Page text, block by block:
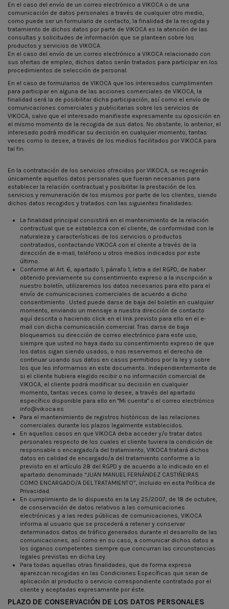
En el caso del envío de un correo electrónico a VIKOCA o de una
comunicación de datos personales a través de cualquier otro medio,
como puede ser un formulario de contacto, la finalidad de la recogida y
tratamiento de dichos datos por parte de VIKOCA es la atención de las
consultas y solicitudes de información que se planteen sobre los
productos y servicios de VIKOCA.
En el caso del envío de un correo electrónico a VIKOCA relacionado con
sus ofertas de empleo, dichos datos serán tratados para participar en los
procedimientos de selección de personal.
En el caso de formularios de VIKOCA que los interesados cumplimenten
para participar en alguna de las acciones comerciales de VIKOCA, la
finalidad será la de posibilitar dicha participación, así como el envío de
comunicaciones comerciales y publicitarias sobre los servicios de
VIKOCA, salvo que el interesado manifieste expresamente su oposición en
el mismo momento de la recogida de sus datos. No obstante, lo anterior, el
interesado podrá modificar su decisión en cualquier momento, tantas
veces como lo desee, a través de los medios facilitados por VIKOCA para
tal fin.
En la contratación de los servicios ofrecidos por VIKOCA, se recogerán
únicamente aquellos datos personales que fueran necesarios para
establecer la relación contractual y posibilitar la prestación de los
servicios y remuneración de los mismos por parte de los clientes, siendo
dichos datos recogidos y tratados con las siguientes finalidades:
La finalidad principal consistirá en el mantenimiento de la relación
contractual que se establezca con el cliente, de conformidad con la
naturaleza y características de los servicios o productos
contratados, contactando VIKOCA con el cliente a través de la
dirección de e-mail, teléfono u otros medios indicados por este
último.
Conforme al Art. 6, apartado 1, párrafo 1, letra a del RGPD, de haber
obtenido previamente su consentimiento expreso a la inscripción a
nuestro boletín, utilizaremos los datos necesarios para ello para el
envío de comunicaciones comerciales de acuerdo a dicho
consentimiento . Usted puede darse de baja del boletín en cualquier
momento, enviando un mensaje a nuestra dirección de contacto
aquí descrita o haciendo click en el link previsto para ello en el e-
mail con dicha comunicación comercial. Tras darse de baja
bloqueamos su dirección de correo electrónico para este uso,
siempre que usted no haya dado su consentimiento expreso de que
los datos sigan siendo usados, o nos reservemos el derecho de
continuar usando sus datos en casos permitidos por la ley y sobre
los que les informamos en este documento.. Independientemente de
si el cliente hubiera elegido recibir o no información comercial de
VIKOCA, el cliente podrá modificar su decisión en cualquier
momento, tantas veces como lo desee, a través del apartado
específico disponible para ello en "Mi cuenta" o el correo electrónico
info@vikoca.es
Para el mantenimiento de registros históricos de las relaciones
comerciales durante los plazos legalmente establecidos.
En aquellos casos en que VIKOCA deba acceder y/o tratar datos
personales respecto de los cuales el cliente tuviera la condición de
responsable o encargado/a del tratamiento, VIKOCA tratará dichos
datos en calidad de encargado/a del tratamiento conforme a lo
previsto en el artículo 28 del RGPD y de acuerdo a lo indicado en el
apartado denominado “JUAN MANUEL FERNÁNDEZ CASTIÑEIRAS
COMO ENCARGADO/A DEL TRATAMIENTO”, incluido en esta Política de
Privacidad.
En cumplimiento de lo dispuesto en la Ley 25/2007, de 18 de octubre,
de conservación de datos relativos a las comunicaciones
electrónicas y a las redes públicas de comunicaciones, VIKOCA
informa al usuario que se procederá a retener y conservar
determinados datos de tráfico generados durante el desarrollo de las
comunicaciones, así como en su caso, a comunicar dichos datos a
los órganos competentes siempre que concurran las circunstancias
legales previstas en dicha Ley.
Para todas aquellas otras finalidades, que de forma expresa
aparezcan recogidas en las Condiciones Específicas que sean de
aplicación al producto o servicio correspondiente contratado por el
cliente y aceptadas expresamente por éste.
PLAZO DE CONSERVACIÓN DE LOS DATOS PERSONALES